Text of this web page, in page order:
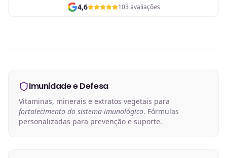
4,6 103 avaliações
Imunidade e Defesa
Vitaminas, minerais e extratos vegetais para
fortalecimento do sistema imunológico. Fórmulas
personalizadas para prevenção e suporte.